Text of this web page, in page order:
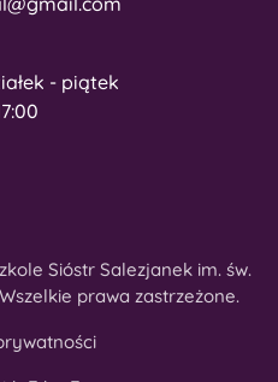
- piątek
Sióstr Salezjanek im. św.
prawa zastrzeżone.